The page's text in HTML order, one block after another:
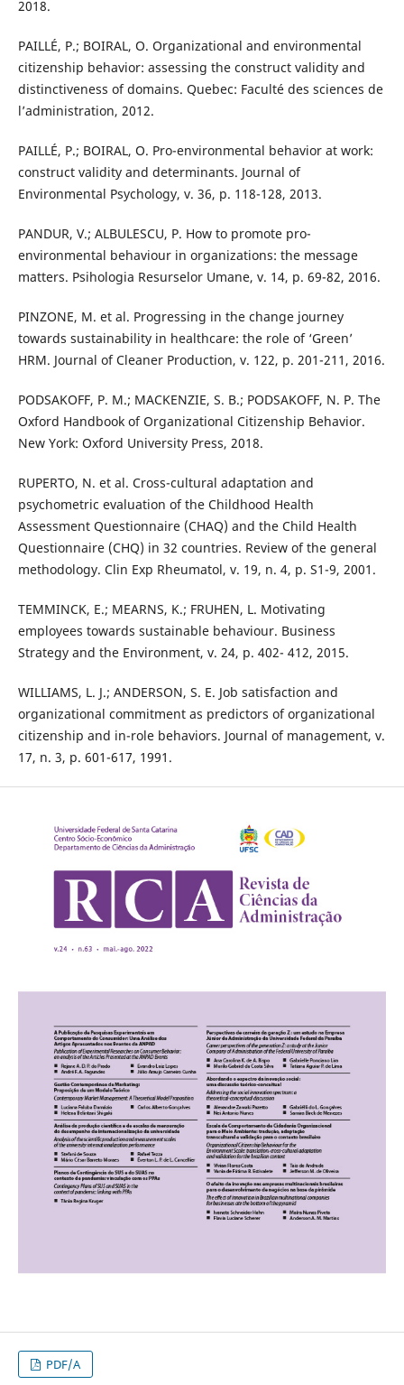
2018.
PAILLÉ, P.; BOIRAL, O. Organizational and environmental
citizenship behavior: assessing the construct validity and
distinctiveness of domains. Quebec: Faculté des sciences de
l’administration, 2012.
PAILLÉ, P.; BOIRAL, O. Pro-environmental behavior at work:
construct validity and determinants. Journal of
Environmental Psychology, v. 36, p. 118-128, 2013.
PANDUR, V.; ALBULESCU, P. How to promote pro-
environmental behaviour in organizations: the message
matters. Psihologia Resurselor Umane, v. 14, p. 69-82, 2016.
PINZONE, M. et al. Progressing in the change journey
towards sustainability in healthcare: the role of ‘Green’
HRM. Journal of Cleaner Production, v. 122, p. 201-211, 2016.
PODSAKOFF, P. M.; MACKENZIE, S. B.; PODSAKOFF, N. P. The
Oxford Handbook of Organizational Citizenship Behavior.
New York: Oxford University Press, 2018.
RUPERTO, N. et al. Cross-cultural adaptation and
psychometric evaluation of the Childhood Health
Assessment Questionnaire (CHAQ) and the Child Health
Questionnaire (CHQ) in 32 countries. Review of the general
methodology. Clin Exp Rheumatol, v. 19, n. 4, p. S1-9, 2001.
TEMMINCK, E.; MEARNS, K.; FRUHEN, L. Motivating
employees towards sustainable behaviour. Business
Strategy and the Environment, v. 24, p. 402- 412, 2015.
WILLIAMS, L. J.; ANDERSON, S. E. Job satisfaction and
organizational commitment as predictors of organizational
citizenship and in-role behaviors. Journal of management, v.
17, n. 3, p. 601-617, 1991.
PDF/A